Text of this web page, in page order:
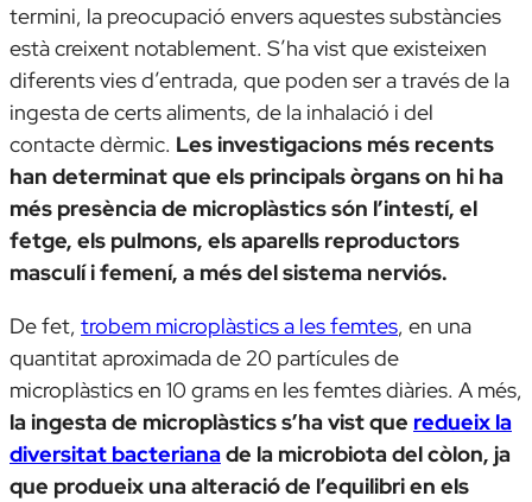
termini, la preocupació envers aquestes substàncies
està creixent notablement. S’ha vist que existeixen
diferents vies d’entrada, que poden ser a través de la
ingesta de certs aliments, de la inhalació i del
contacte dèrmic. Les investigacions més recents
han determinat que els principals òrgans on hi ha
més presència de microplàstics són l’intestí, el
fetge, els pulmons, els aparells reproductors
masculí i femení, a més del sistema nerviós.
De fet, trobem microplàstics a les femtes, en una
quantitat aproximada de 20 partícules de
microplàstics en 10 grams en les femtes diàries. A més,
la ingesta de microplàstics s’ha vist que redueix la
diversitat bacterianade la microbiota del còlon, ja
que produeix una alteració de l’equilibri en els